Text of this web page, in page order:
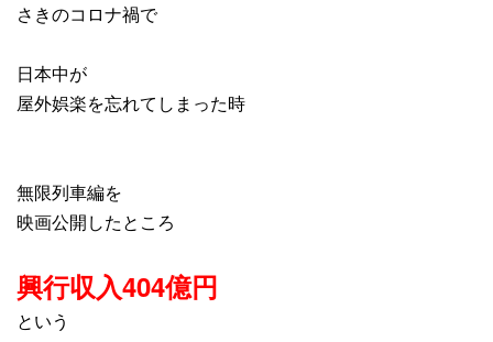
さきのコロナ禍で
日本中が
屋外娯楽を忘れてしまった時
無限列車編を
映画公開したところ
興行収入404億円
という